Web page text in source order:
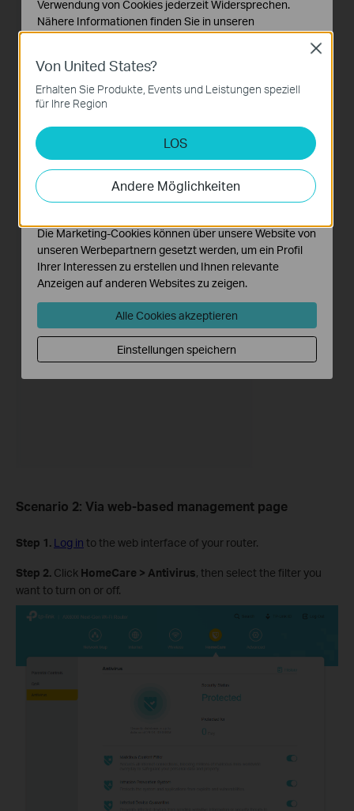
Scenario 2: Via web-based management page
Step 1. Log in to the web interface of your router.
Step 2. Click HomeCare > Antivirus, then select the filter you
want to turn on or off.
Von United States?
Erhalten Sie Produkte, Events und Leistungen speziell
für Ihre Region
LOS
Andere Möglichkeiten
Close
Verwendung von Cookies jederzeit Widersprechen.
Nähere Informationen finden Sie in unseren
Datenschutzhinweisen.
Notwendige Cookies
Diese Cookies sind zur Funktion der Website
erforderlich und können in Ihren Systemen nicht
Analyse- und Marketing-Cookies
Analyse-Cookies ermöglichen es uns, Ihre Aktivitäten
auf unserer Website zu analysieren, um die
Funktionsweise unserer Website zu verbessern und
Die Marketing-Cookies können über unsere Website von
unseren Werbepartnern gesetzt werden, um ein Profil
Ihrer Interessen zu erstellen und Ihnen relevante
Anzeigen auf anderen Websites zu zeigen.
Alle Cookies akzeptieren
Einstellungen speichern